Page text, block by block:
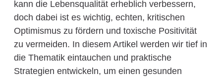
kann die Lebensqualität erheblich verbessern,
doch dabei ist es wichtig, echten, kritischen
Optimismus zu fördern und toxische Positivität
zu vermeiden. In diesem Artikel werden wir tief in
die Thematik eintauchen und praktische
Strategien entwickeln, um einen gesunden